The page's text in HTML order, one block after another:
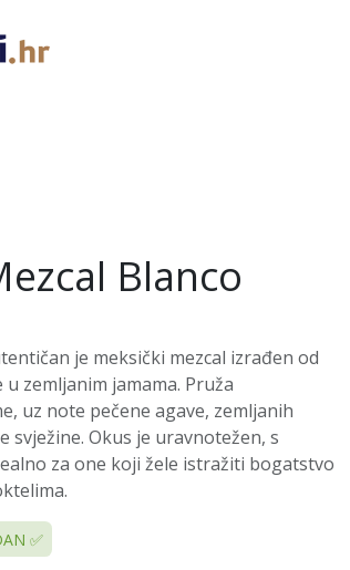
Blanco
je meksički mezcal izrađen od
u zemljanim jamama. Pruža
uz note pečene agave, zemljanih
svježine. Okus je uravnotežen, s
za one koji žele istražiti bogatstvo
✅